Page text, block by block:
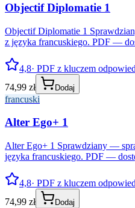
Objectif Diplomatie 1
Objectif Diplomatie 1
z języka francuskiego. PDF —
4,8· PDF z kluczem
74,99 zł
Dodaj
francuski
Alter Ego+ 1
Alter Ego+ 1 Sprawdziany —
języka francuskiego. PDF —
4,8· PDF z kluczem
74,99 zł
Dodaj